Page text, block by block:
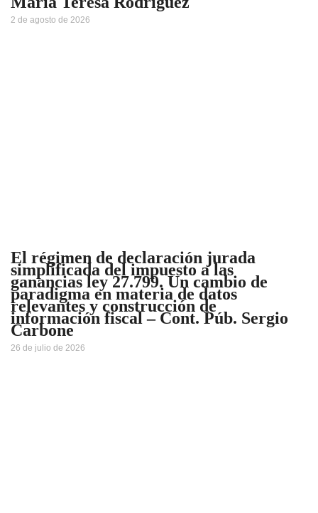
2 de agosto de 2026
El régimen de declaración jurada
simplificada del impuesto a las
ganancias ley 27.799. Un cambio de
paradigma en materia de datos
relevantes y construcción de
información fiscal – Cont. Púb. Sergio
Carbone
26 de julio de 2026